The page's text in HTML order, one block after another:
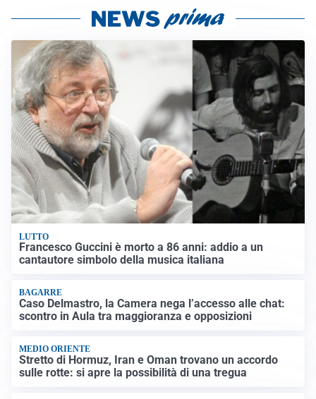
LUTTO
Francesco Guccini è morto a 86 anni: addio a un
cantautore simbolo della musica italiana
BAGARRE
Caso Delmastro, la Camera nega l’accesso alle chat:
scontro in Aula tra maggioranza e opposizioni
MEDIO ORIENTE
Stretto di Hormuz, Iran e Oman trovano un accordo
sulle rotte: si apre la possibilità di una tregua